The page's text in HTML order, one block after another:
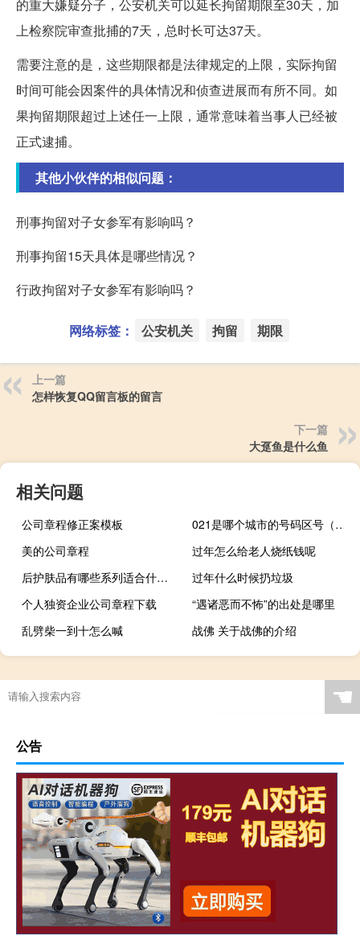
的重大嫌疑分子，公安机关可以延长拘留期限至30天，加
上检察院审查批捕的7天，总时长可达37天。
需要注意的是，这些期限都是法律规定的上限，实际拘留
时间可能会因案件的具体情况和侦查进展而有所不同。如
果拘留期限超过上述任一上限，通常意味着当事人已经被
正式逮捕。
其他小伙伴的相似问题：
刑事拘留对子女参军有影响吗？
刑事拘留15天具体是哪些情况？
行政拘留对子女参军有影响吗？
网络标签： 公安机关 拘留 期限
上一篇
怎样恢复QQ留言板的留言
下一篇
大趸鱼是什么鱼
相关问题
公司章程修正案模板
021是哪个城市的号码区号（021是哪个城市的区号）
美的公司章程
过年怎么给老人烧纸钱呢
后护肤品有哪些系列适合什么年龄
过年什么时候扔垃圾
个人独资企业公司章程下载
“遇诸恶而不怖”的出处是哪里
乱劈柴一到十怎么喊
战佛 关于战佛的介绍
☚
公告